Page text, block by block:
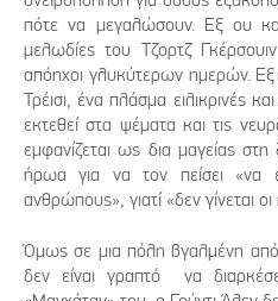
πότε να μεγαλώσουν. Εξ ου
μελωδίες του Τζορτζ
απόηχοι γλυκύτερων ημερών.
Τρέισι, ένα πλάσμα ειλικρινές
εκτεθεί στα ψέματα και τις
εμφανίζεται ως δια μαγείας
ήρωα για να τον πείσει «να
ανθρώπους», γιατί «δεν γίνεται
Όμως σε μια πόλη βγαλμένη από
δεν είναι γραπτό να